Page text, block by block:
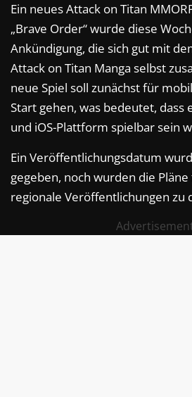
Ein neues Attack on Titan
„Brave Order“ wurde diese
Ankündigung, die sich gut mit
Attack on Titan Manga selbst
neue Spiel soll zunächst für
Start gehen, was bedeutet, dass
und iOS-Plattform spielbar sein
Ein Veröffentlichungsdatum
gegeben, noch wurden die
regionale Veröffentlichungen zu